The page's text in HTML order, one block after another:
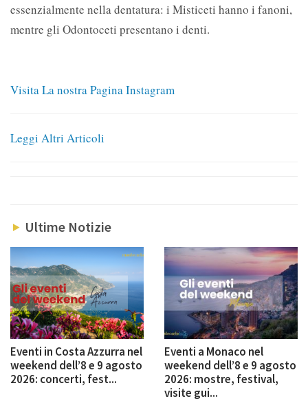
essenzialmente nella dentatura: i Misticeti hanno i fanoni,
mentre gli Odontoceti presentano i denti.
Visita La nostra Pagina Instagram
Leggi Altri Articoli
Ultime Notizie
Eventi in Costa Azzurra nel
weekend dell’8 e 9 agosto
2026: concerti, fest...
Eventi a Monaco nel
weekend dell’8 e 9 agosto
2026: mostre, festival,
visite gui...